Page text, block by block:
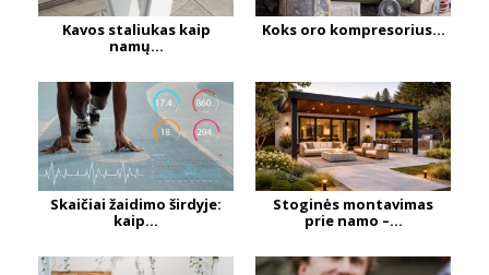
Kavos staliukas kaip
namų...
Koks oro kompresorius...
Skaičiai žaidimo širdyje:
kaip...
Stoginės montavimas
prie namo –...